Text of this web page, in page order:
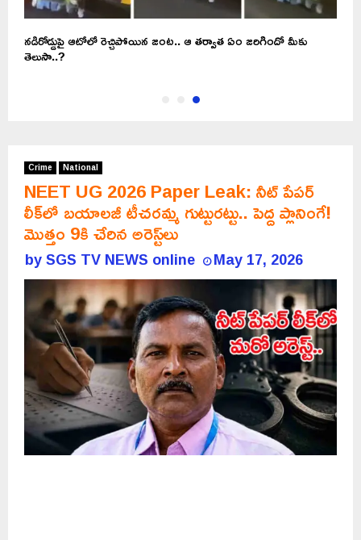
నడిరోడ్డుపై ఆటోలో రెచ్చిపోయిన జంట.. ఆ తర్వాత ఏం జరిగిందో మీకు
తెలుసా..?
Crime National
NEET UG 2026 Paper Leak: నీట్ పేపర్‌
లీక్‌లో బయాలజీ టీచరమ్మ గుట్టురట్టు.. పెద్ద ప్లానింగే!
మొత్తం 9కి చేరిన అరెస్ట్‌లు
bySGS TV NEWS online May 17, 2026